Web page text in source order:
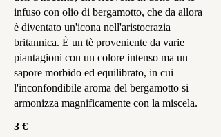
infuso con olio di bergamotto, che da allora
è diventato un'icona nell'aristocrazia
britannica. È un tè proveniente da varie
piantagioni con un colore intenso ma un
sapore morbido ed equilibrato, in cui
l'inconfondibile aroma del bergamotto si
armonizza magnificamente con la miscela.
3 €